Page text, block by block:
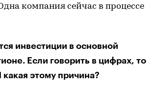
компания сейчас в процессе
инвестиции в основной
Если говорить в цифрах, то
какая этому причина?